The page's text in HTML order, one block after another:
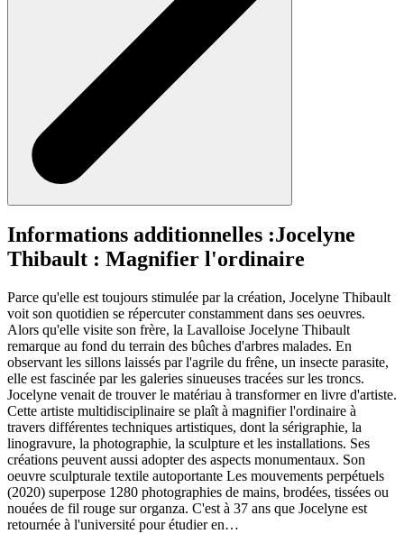
Informations additionnelles :Jocelyne
Thibault : Magnifier l'ordinaire
Parce qu'elle est toujours stimulée par la création, Jocelyne Thibault
voit son quotidien se répercuter constamment dans ses oeuvres.
Alors qu'elle visite son frère, la Lavalloise Jocelyne Thibault
remarque au fond du terrain des bûches d'arbres malades. En
observant les sillons laissés par l'agrile du frêne, un insecte parasite,
elle est fascinée par les galeries sinueuses tracées sur les troncs.
Jocelyne venait de trouver le matériau à transformer en livre d'artiste.
Cette artiste multidisciplinaire se plaît à magnifier l'ordinaire à
travers différentes techniques artistiques, dont la sérigraphie, la
linogravure, la photographie, la sculpture et les installations. Ses
créations peuvent aussi adopter des aspects monumentaux. Son
oeuvre sculpturale textile autoportante Les mouvements perpétuels
(2020) superpose 1280 photographies de mains, brodées, tissées ou
nouées de fil rouge sur organza. C'est à 37 ans que Jocelyne est
retournée à l'université pour étudier en…